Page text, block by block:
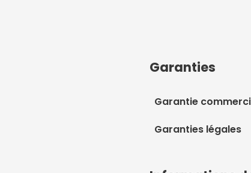
Garanties
Garantie
Garanties légales